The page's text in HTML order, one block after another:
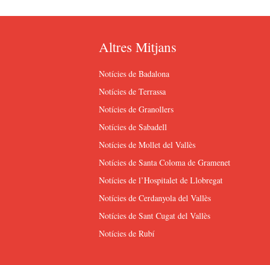
Altres Mitjans
Notícies de Badalona
Notícies de Terrassa
Notícies de Granollers
Notícies de Sabadell
Notícies de Mollet del Vallès
Notícies de Santa Coloma de Gramenet
Notícies de l’Hospitalet de Llobregat
Notícies de Cerdanyola del Vallès
Notícies de Sant Cugat del Vallès
Notícies de Rubí